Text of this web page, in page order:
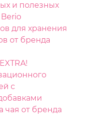
и полезных
для хранения
от бренда
с
чая от бренда